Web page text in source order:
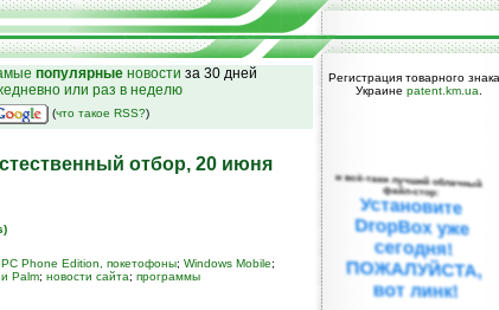
популярные новости за 30 дней
или раз в неделю
(что такое RSS?)
отбор, 20 июня
PC Phone Edition, покетофоны; Windows Mobile;
Palm; новости сайта; программы
Регистрация товарного
Украине patent.km.ua
и всё-таки лучший облачный
файл-стор:
Установите
DropBox уже
сегодня!
ПОЖАЛУЙСТА,
вот линк!